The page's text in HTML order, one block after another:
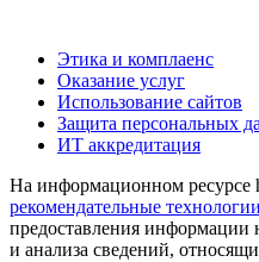
Этика и комплаенс
Оказание услуг
Использование сайтов
Защита персональных
ИТ аккредитация
На информационном ресурсе
рекомендательные технологии
предоставления информации
и анализа сведений,